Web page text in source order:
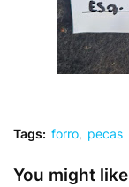
Tags: forro pecas
You might like